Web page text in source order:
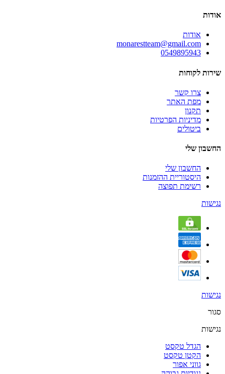
אודות
אודות
monarestteam@gmail.com
0549895943
שירות לקוחות
צרו קשר
מפת האתר
תקנון
מדיניות הפרטיות
ביטולים
החשבון שלי
החשבון שלי
היסטוריית ההזמנות
רשימת תפוצה
נגישות
נגישות
סגור
נגישות
הגדל טקסט
הקטן טקסט
גווני אפור